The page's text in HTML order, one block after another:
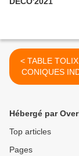
< TABLE TOLIX 55 PIEDS
CONIQUES
LOFT
Hébergé par
Top articles
Pages